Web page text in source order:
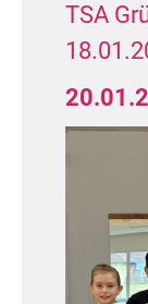
39.
TSA